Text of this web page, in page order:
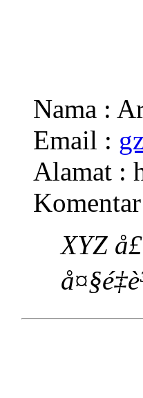
Nama :
Email :
Alamat :
XYZ